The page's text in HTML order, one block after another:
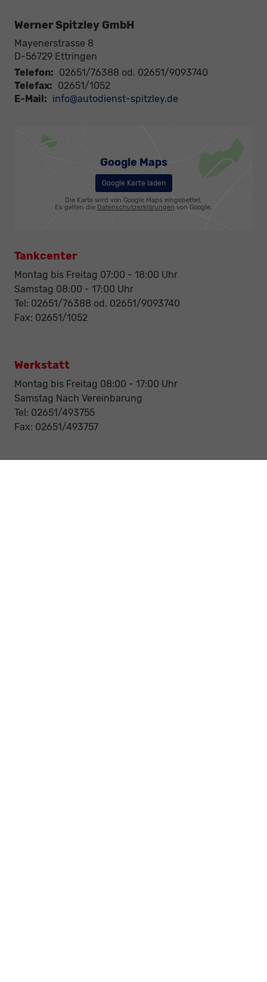
Werner Spitzley GmbH
Mayenerstrasse 8
D-56729 Ettringen
Telefon: 02651/76388 od. 02651/9093740
Telefax: 02651/1052
E-Mail: info@autodienst-spitzley.de
Google Maps
Google Karte laden
Die Karte wird von Google Maps eingebettet.
Es gelten die Datenschutzerklärungen von Google.
Tankcenter
Montag bis Freitag 07:00 - 18:00 Uhr
Samstag 08:00 - 17:00 Uhr
Tel: 02651/76388 od. 02651/9093740
Fax: 02651/1052
Werkstatt
Montag bis Freitag 08:00 - 17:00 Uhr
Samstag Nach Vereinbarung
Tel: 02651/493755
Fax: 02651/493757